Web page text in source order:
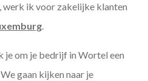
werk ik voor zakelijke klanten
.
je om je bedrijf in Wortel een
gaan kijken naar je